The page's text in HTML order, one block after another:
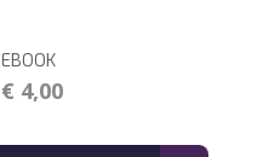
EBOOK
€ 4,00